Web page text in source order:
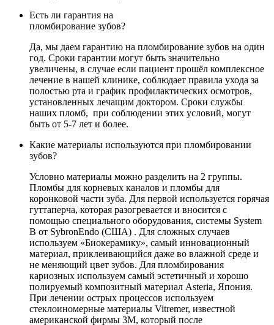
Есть ли гарантия на
пломбирование зубов?
Да, мы даем гарантию на пломбирование зубов на один
год. Сроки гарантии могут быть значительно
увеличены, в случае если пациент прошёл комплексное
лечение в нашей клинике, соблюдает правила ухода за
полостью рта и график профилактических осмотров,
установленных лечащим доктором. Сроки службы
наших пломб, при соблюдении этих условий, могут
быть от 5-7 лет и более.
Какие материалы используются при пломбировании
зубов?
Условно материалы можно разделить на 2 группы.
Пломбы для корневых каналов и пломбы для
коронковой части зуба. Для первой используется горячая
гуттаперча, которая разогревается и вносится с
помощью специального оборудования, системы System
B от SybronEndo (США) . Для сложных случаев
используем «Биокерамику», самый инновационный
материал, приклеивающийся даже во влажной среде и
не меняющий цвет зубов. Для пломбирования
кариозных используем самый эстетичный и хорошо
полируемый композитный материал Asteria, Япония.
При лечении острых процессов используем
стеклоиномерные материалы Vitremer, известной
американской фирмы 3M, который после